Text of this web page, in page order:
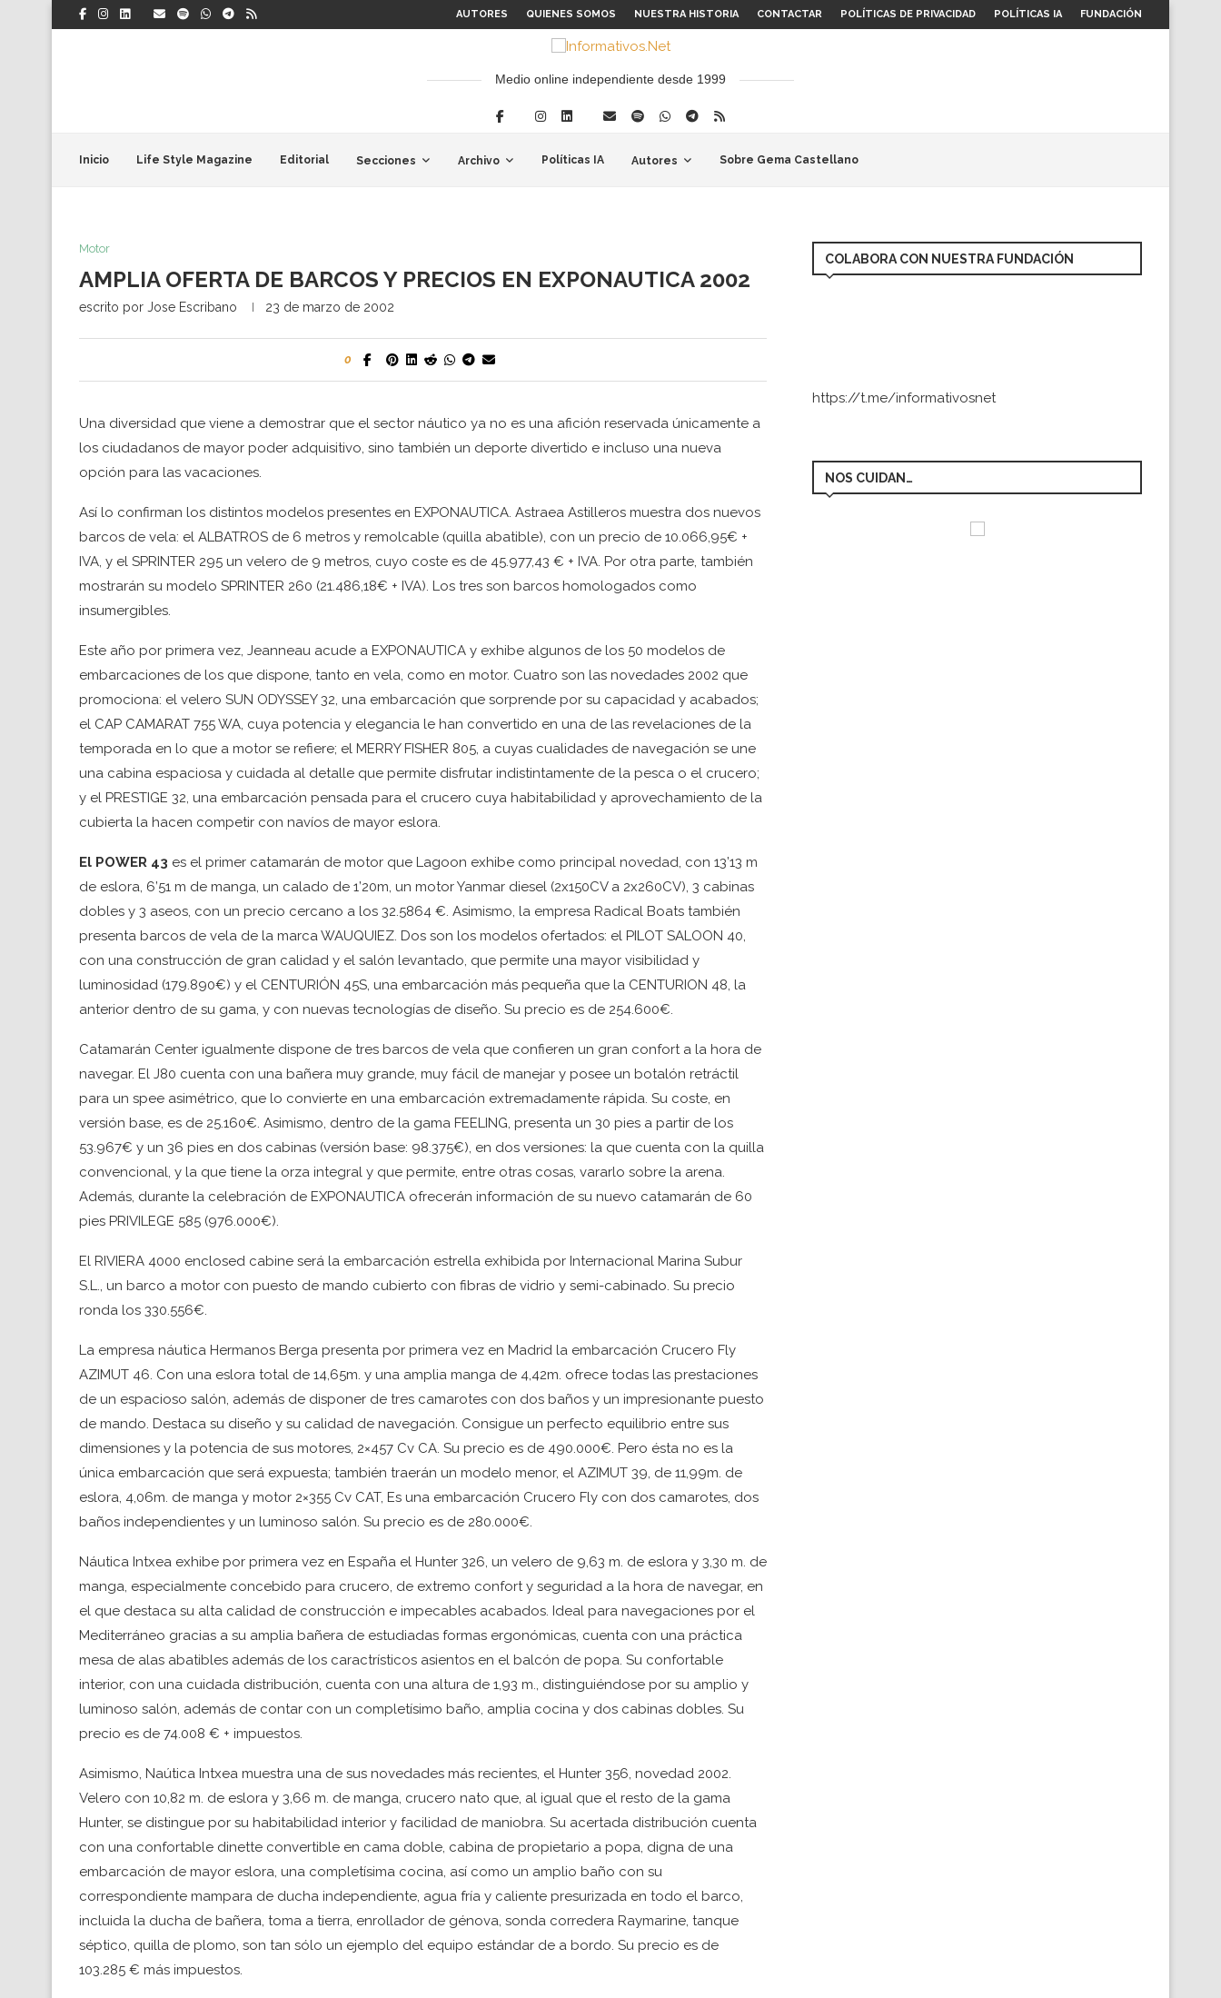
AUTORES QUIENES SOMOS NUESTRA HISTORIA CONTACTAR POLÍTICAS DE PRIVACIDAD POLÍTICAS IA FUNDACIÓN
Medio online independiente desde 1999
Inicio Life Style Magazine Editorial Secciones Archivo Políticas IA Autores Sobre Gema Castellano
Motor
AMPLIA OFERTA DE BARCOS Y PRECIOS EN EXPONAUTICA 2002
escrito por Jose Escribano 23 de marzo de 2002
0
Una diversidad que viene a demostrar que el sector náutico ya no es una afición reservada únicamente a
los ciudadanos de mayor poder adquisitivo, sino también un deporte divertido e incluso una nueva
opción para las vacaciones.
Así lo confirman los distintos modelos presentes en EXPONAUTICA. Astraea Astilleros muestra dos nuevos
barcos de vela: el ALBATROS de 6 metros y remolcable (quilla abatible), con un precio de 10.066,95€ +
IVA, y el SPRINTER 295 un velero de 9 metros, cuyo coste es de 45.977,43 € + IVA. Por otra parte, también
mostrarán su modelo SPRINTER 260 (21.486,18€ + IVA). Los tres son barcos homologados como
insumergibles.
Este año por primera vez, Jeanneau acude a EXPONAUTICA y exhibe algunos de los 50 modelos de
embarcaciones de los que dispone, tanto en vela, como en motor. Cuatro son las novedades 2002 que
promociona: el velero SUN ODYSSEY 32, una embarcación que sorprende por su capacidad y acabados;
el CAP CAMARAT 755 WA, cuya potencia y elegancia le han convertido en una de las revelaciones de la
temporada en lo que a motor se refiere; el MERRY FISHER 805, a cuyas cualidades de navegación se une
una cabina espaciosa y cuidada al detalle que permite disfrutar indistintamente de la pesca o el crucero;
y el PRESTIGE 32, una embarcación pensada para el crucero cuya habitabilidad y aprovechamiento de la
cubierta la hacen competir con navíos de mayor eslora.
El POWER 43 es el primer catamarán de motor que Lagoon exhibe como principal novedad, con 13’13 m
de eslora, 6’51 m de manga, un calado de 1’20m, un motor Yanmar diesel (2x150CV a 2x260CV), 3 cabinas
dobles y 3 aseos, con un precio cercano a los 32.5864 €. Asimismo, la empresa Radical Boats también
presenta barcos de vela de la marca WAUQUIEZ. Dos son los modelos ofertados: el PILOT SALOON 40,
con una construcción de gran calidad y el salón levantado, que permite una mayor visibilidad y
luminosidad (179.890€) y el CENTURIÓN 45S, una embarcación más pequeña que la CENTURION 48, la
anterior dentro de su gama, y con nuevas tecnologías de diseño. Su precio es de 254.600€.
Catamarán Center igualmente dispone de tres barcos de vela que confieren un gran confort a la hora de
navegar. El J80 cuenta con una bañera muy grande, muy fácil de manejar y posee un botalón retráctil
para un spee asimétrico, que lo convierte en una embarcación extremadamente rápida. Su coste, en
versión base, es de 25.160€. Asimismo, dentro de la gama FEELING, presenta un 30 pies a partir de los
53.967€ y un 36 pies en dos cabinas (versión base: 98.375€), en dos versiones: la que cuenta con la quilla
convencional, y la que tiene la orza integral y que permite, entre otras cosas, vararlo sobre la arena.
Además, durante la celebración de EXPONAUTICA ofrecerán información de su nuevo catamarán de 60
pies PRIVILEGE 585 (976.000€).
El RIVIERA 4000 enclosed cabine será la embarcación estrella exhibida por Internacional Marina Subur
S.L., un barco a motor con puesto de mando cubierto con fibras de vidrio y semi-cabinado. Su precio
ronda los 330.556€.
La empresa náutica Hermanos Berga presenta por primera vez en Madrid la embarcación Crucero Fly
AZIMUT 46. Con una eslora total de 14,65m. y una amplia manga de 4,42m. ofrece todas las prestaciones
de un espacioso salón, además de disponer de tres camarotes con dos baños y un impresionante puesto
de mando. Destaca su diseño y su calidad de navegación. Consigue un perfecto equilibrio entre sus
dimensiones y la potencia de sus motores, 2×457 Cv CA. Su precio es de 490.000€. Pero ésta no es la
única embarcación que será expuesta; también traerán un modelo menor, el AZIMUT 39, de 11,99m. de
eslora, 4,06m. de manga y motor 2×355 Cv CAT, Es una embarcación Crucero Fly con dos camarotes, dos
baños independientes y un luminoso salón. Su precio es de 280.000€.
Náutica Intxea exhibe por primera vez en España el Hunter 326, un velero de 9,63 m. de eslora y 3,30 m. de
manga, especialmente concebido para crucero, de extremo confort y seguridad a la hora de navegar, en
el que destaca su alta calidad de construcción e impecables acabados. Ideal para navegaciones por el
Mediterráneo gracias a su amplia bañera de estudiadas formas ergonómicas, cuenta con una práctica
mesa de alas abatibles además de los caractrísticos asientos en el balcón de popa. Su confortable
interior, con una cuidada distribución, cuenta con una altura de 1,93 m., distinguiéndose por su amplio y
luminoso salón, además de contar con un completísimo baño, amplia cocina y dos cabinas dobles. Su
precio es de 74.008 € + impuestos.
Asimismo, Naútica Intxea muestra una de sus novedades más recientes, el Hunter 356, novedad 2002.
Velero con 10,82 m. de eslora y 3,66 m. de manga, crucero nato que, al igual que el resto de la gama
Hunter, se distingue por su habitabilidad interior y facilidad de maniobra. Su acertada distribución cuenta
con una confortable dinette convertible en cama doble, cabina de propietario a popa, digna de una
embarcación de mayor eslora, una completísima cocina, así como un amplio baño con su
correspondiente mampara de ducha independiente, agua fría y caliente presurizada en todo el barco,
incluida la ducha de bañera, toma a tierra, enrollador de génova, sonda corredera Raymarine, tanque
séptico, quilla de plomo, son tan sólo un ejemplo del equipo estándar de a bordo. Su precio es de
103.285 € más impuestos.
COLABORA CON NUESTRA FUNDACIÓN
https://t.me/informativosnet
NOS CUIDAN…